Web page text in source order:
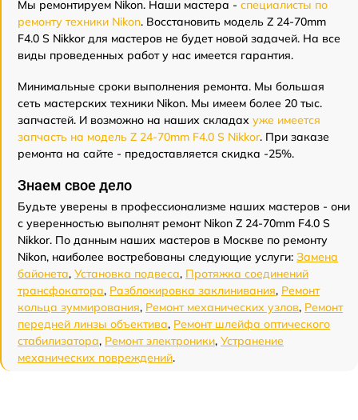
Мы ремонтируем Nikon. Наши мастера - специалисты по
ремонту техники Nikon. Восстановить модель Z 24-70mm
F4.0 S Nikkor для мастеров не будет новой задачей. На все
виды проведенных работ у нас имеется гарантия.
Минимальные сроки выполнения ремонта. Мы большая
сеть мастерских техники Nikon. Мы имеем более 20 тыс.
запчастей. И возможно на наших складах уже имеется
запчасть на модель Z 24-70mm F4.0 S Nikkor. При заказе
ремонта на сайте - предоставляется скидка -25%.
Знаем свое дело
Будьте уверены в профессионализме наших мастеров - они
с уверенностью выполнят ремонт Nikon Z 24-70mm F4.0 S
Nikkor. По данным наших мастеров в Москве по ремонту
Nikon, наиболее востребованы следующие услуги: Замена
байонета, Установка подвеса, Протяжка соединений
трансфокатора, Разблокировка заклинивания, Ремонт
кольца зуммирования, Ремонт механических узлов, Ремонт
передней линзы объектива, Ремонт шлейфа оптического
стабилизатора, Ремонт электроники, Устранение
механических повреждений.